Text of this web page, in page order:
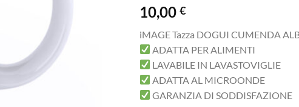
10,00€
iMAGE Tazza DOGUI CUMENDA
ADATTA PER ALIMENTI
LAVABILE IN LAVASTOVIGLIE
ADATTA AL MICROONDE
GARANZIA DI SODDISFAZIONE